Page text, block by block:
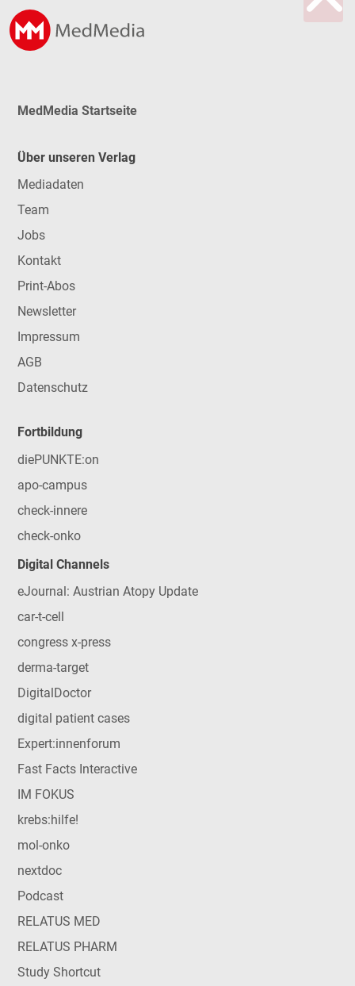
MedMedia Startseite
Über unseren Verlag
Mediadaten
Team
Jobs
Kontakt
Print-Abos
Newsletter
Impressum
AGB
Datenschutz
Fortbildung
diePUNKTE:on
apo-campus
check-innere
check-onko
Digital Channels
eJournal: Austrian Atopy Update
car-t-cell
congress x-press
derma-target
DigitalDoctor
digital patient cases
Expert:innenforum
Fast Facts Interactive
IM FOKUS
krebs:hilfe!
mol-onko
nextdoc
Podcast
RELATUS MED
RELATUS PHARM
Study Shortcut